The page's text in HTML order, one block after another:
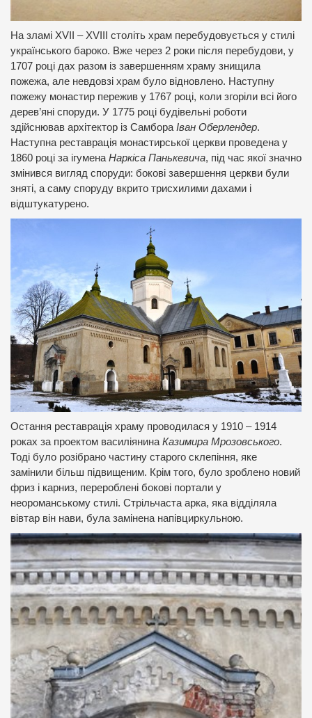
На зламі XVII – XVIII століть храм перебудовується у стилі
українського бароко. Вже через 2 роки після перебудови, у
1707 році дах разом із завершенням храму знищила
пожежа, але невдовзі храм було відновлено. Наступну
пожежу монастир пережив у 1767 році, коли згоріли всі його
дерев’яні споруди. У 1775 році будівельні роботи
здійснював архітектор із Самбора Іван Оберлендер.
Наступна реставрація монастирської церкви проведена у
1860 році за ігумена Наркіса Панькевича, під час якої значно
змінився вигляд споруди: бокові завершення церкви були
зняті, а саму споруду вкрито трисхилими дахами і
відштукатурено.
Остання реставрація храму проводилася у 1910 – 1914
роках за проектом василіянина Казимира Мрозовського.
Тоді було розібрано частину старого склепіння, яке
замінили більш підвищеним. Крім того, було зроблено новий
фриз і карниз, перероблені бокові портали у
неороманському стилі. Стрільчаста арка, яка відділяла
вівтар він нави, була замінена напівциркульною.